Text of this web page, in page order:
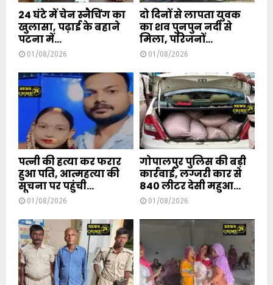
24 घंटे में चेन स्नैचिंग का
खुलासा, पढ़ाई के बहाने
पटना में...
01/08/2026
दो दिनों से लापता युवक
का शव पुनपुन नदी से
मिला, परिजनों...
01/08/2026
पत्नी की हत्या कर फरार
हुआ पति, आत्महत्या की
सूचना पर पहुंची...
01/08/2026
गोपालपुर पुलिस की बड़ी
कार्रवाई, लग्जरी कार से
840 लीटर देसी महुआ...
01/08/2026